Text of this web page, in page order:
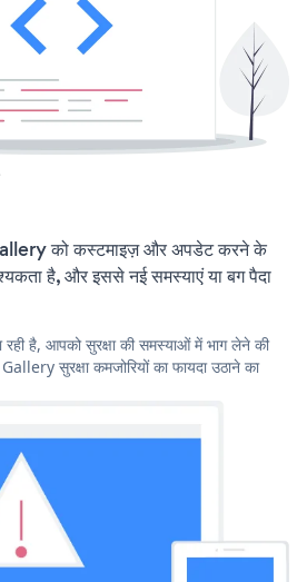
को कस्टमाइज़ और अपडेट करने के
है, और इससे नई समस्याएं या बग पैदा
है, आपको सुरक्षा की समस्याओं में भाग लेने की
सुरक्षा कमजोरियों का फायदा उठाने का